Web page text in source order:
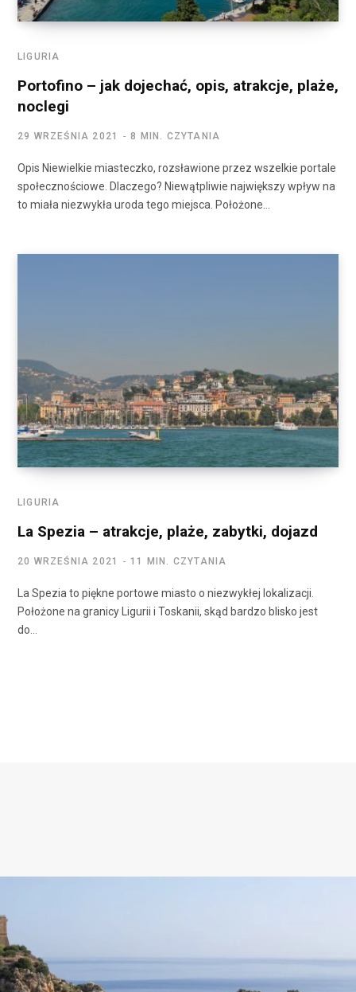
LIGURIA
Portofino – jak dojechać, opis, atrakcje, plaże,
noclegi
29 WRZEŚNIA 2021 8 MIN. CZYTANIA
Opis Niewielkie miasteczko, rozsławione przez wszelkie portale
społecznościowe. Dlaczego? Niewątpliwie największy wpływ na
to miała niezwykła uroda tego miejsca. Położone…
LIGURIA
La Spezia – atrakcje, plaże, zabytki, dojazd
20 WRZEŚNIA 2021 11 MIN. CZYTANIA
La Spezia to piękne portowe miasto o niezwykłej lokalizacji.
Położone na granicy Ligurii i Toskanii, skąd bardzo blisko jest
do…